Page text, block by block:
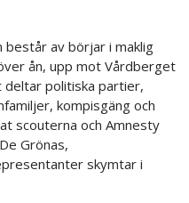
av börjar i maklig
ån, upp mot Vårdberget
deltar politiska partier,
kompisgäng och
scouterna och Amnesty
Grönas,
skymtar i